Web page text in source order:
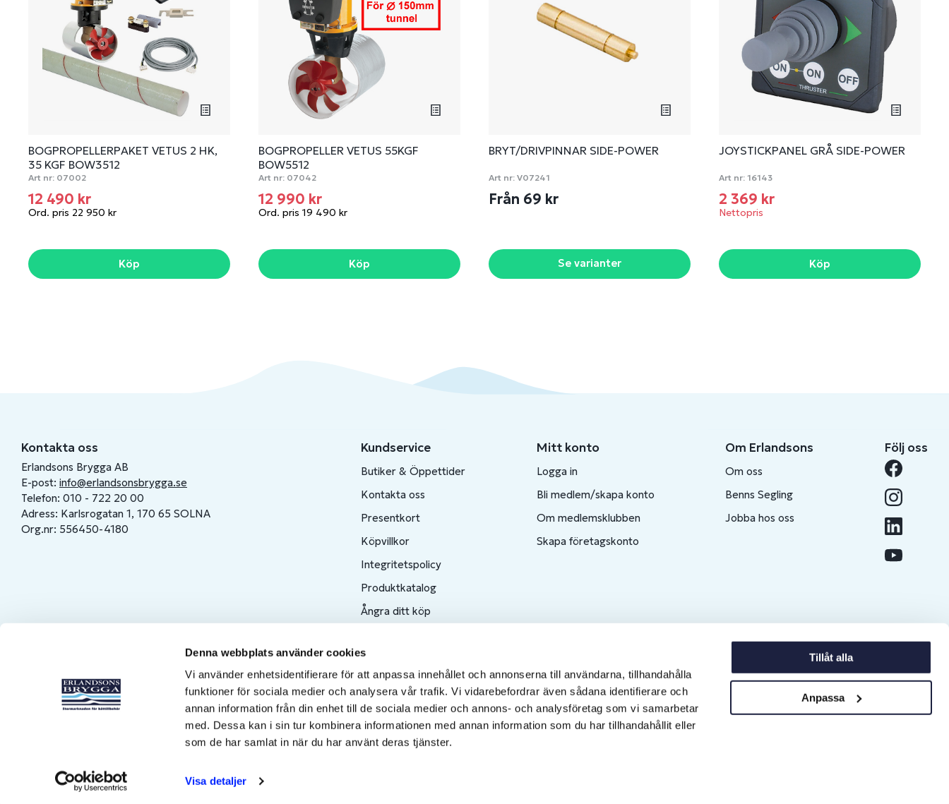
Denna webbplats använder cookies
Vi använder enhetsidentifierare för att anpassa innehållet och annonserna till användarna, tillhandahålla
funktioner för sociala medier och analysera vår trafik. Vi vidarebefordrar även sådana identifierare och
annan information från din enhet till de sociala medier och annons- och analysföretag som vi samarbetar
med. Dessa kan i sin tur kombinera informationen med annan information som du har tillhandahållit eller
som de har samlat in när du har använt deras tjänster.
Visa detaljer
Tillåt alla
Anpassa
BOGPROPELLERPAKET VETUS 2 HK,
35 KGF BOW3512
Art nr: 07002
12 490 kr
Ord. pris 22 950 kr
Köp
BOGPROPELLER VETUS 55KGF
BOW5512
Art nr: 07042
12 990 kr
Ord. pris 19 490 kr
Köp
BRYT/DRIVPINNAR SIDE-POWER
Art nr: V07241
Från 69 kr
Se varianter
JOYSTICKPANEL GRÅ SIDE-POWER
Art nr: 16143
2 369 kr
Nettopris
Köp
Kontakta oss
Erlandsons Brygga AB
E-post: info@erlandsonsbrygga.se
Telefon: 010 - 722 20 00
Adress: Karlsrogatan 1, 170 65 SOLNA
Org.nr: 556450-4180
Kundservice
Butiker & Öppettider
Kontakta oss
Presentkort
Köpvillkor
Integritetspolicy
Produktkatalog
Ångra ditt köp
Mitt konto
Logga in
Bli medlem/skapa konto
Om medlemsklubben
Skapa företagskonto
Om Erlandsons
Om oss
Benns Segling
Jobba hos oss
Följ oss